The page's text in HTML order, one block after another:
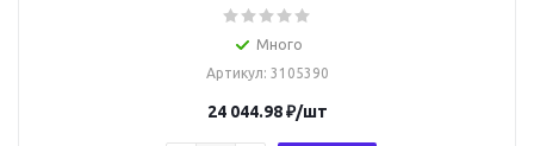
Много
Артикул: 3105390
24 044.98₽/шт